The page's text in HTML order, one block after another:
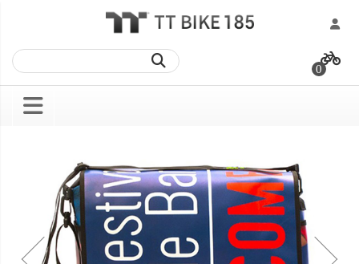
0
images
beginning
images